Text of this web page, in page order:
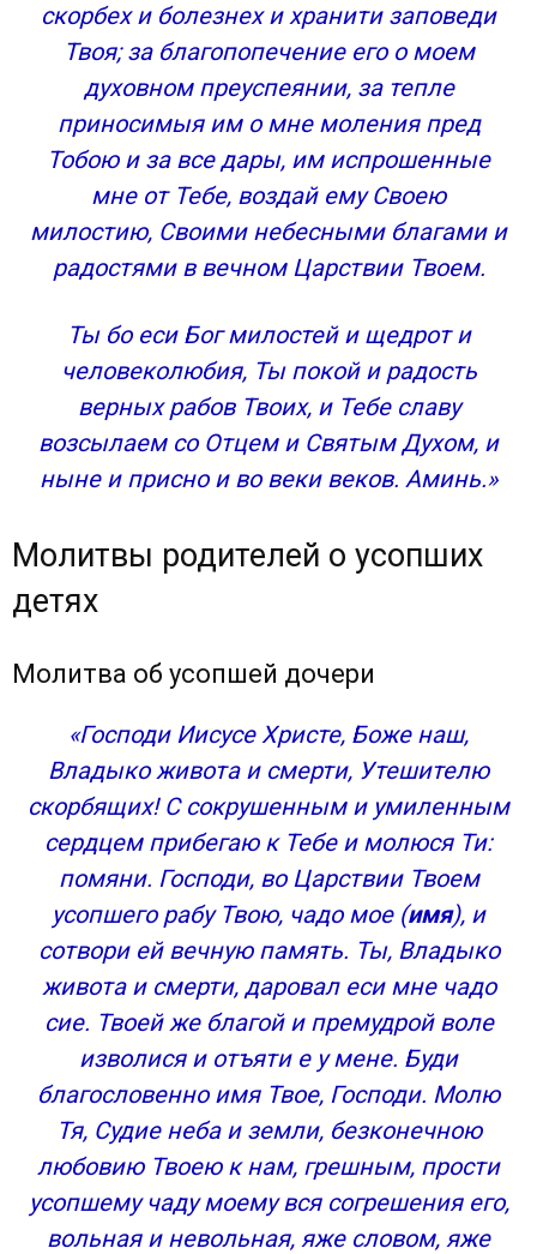
скорбех и болезнех и хранити заповеди
Твоя; за благопопечение его о моем
духовном преуспеянии, за тепле
приносимыя им о мне моления пред
Тобою и за все дары, им испрошенные
мне от Тебе, воздай ему Своею
милостию, Своими небесными благами и
радостями в вечном Царствии Твоем.
Ты бо еси Бог милостей и щедрот и
человеколюбия, Ты покой и радость
верных рабов Твоих, и Тебе славу
возсылаем со Отцем и Святым Духом, и
ныне и присно и во веки веков. Аминь.»
Молитвы родителей о усопших
детях
Молитва об усопшей дочери
«Господи Иисусе Христе, Боже наш,
Владыко живота и смерти, Утешителю
скорбящих! С сокрушенным и умиленным
сердцем прибегаю к Тебе и молюся Ти:
помяни. Господи, во Царствии Твоем
усопшего рабу Твою, чадо мое (имя), и
сотвори ей вечную память. Ты, Владыко
живота и смерти, даровал еси мне чадо
сие. Твоей же благой и премудрой воле
изволися и отъяти е у мене. Буди
благословенно имя Твое, Господи. Молю
Тя, Судие неба и земли, безконечною
любовию Твоею к нам, грешным, прости
усопшему чаду моему вся согрешения его,
вольная и невольная, яже словом, яже